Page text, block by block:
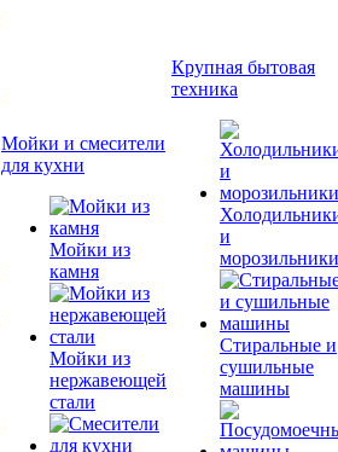
Мойки и смесители
для кухни
Мойки из
камня
Мойки из
нержавеющей
стали
Крупная бытовая
техника
и
морозильники
Стиральные и
сушильные
машины